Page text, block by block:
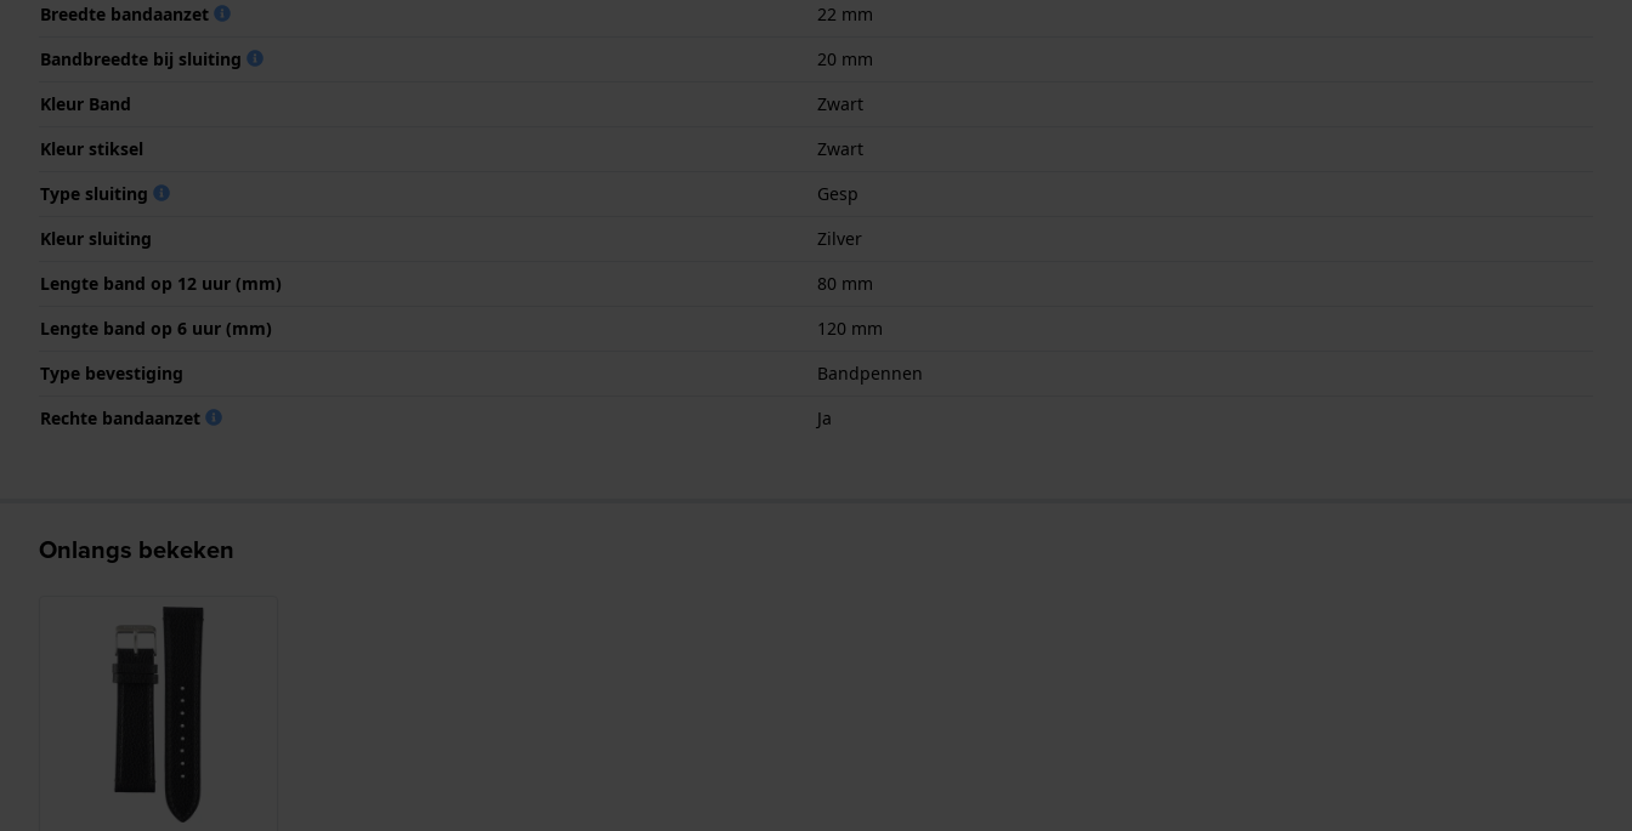
Breedte bandaanzet
22 mm
Bandbreedte bij sluiting
20 mm
Kleur Band
Zwart
Kleur stiksel
Zwart
Type sluiting
Gesp
Kleur sluiting
Zilver
Lengte band op 12 uur (mm)
80 mm
Lengte band op 6 uur (mm)
120 mm
Type bevestiging
Bandpennen
Rechte bandaanzet
Ja
Onlangs bekeken